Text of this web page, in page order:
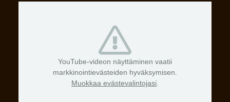
YouTube-videon näyttäminen vaatii
markkinointievästeiden hyväksymisen.
Muokkaa evästevalintojasi